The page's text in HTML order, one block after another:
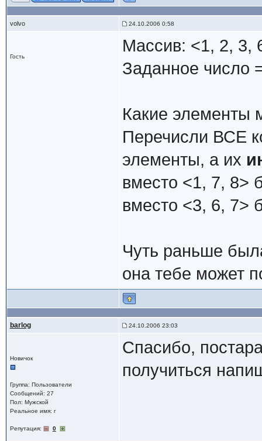
volvo 24.10.2006 0:58
Гость
Массив: <1, 2, 3,
Заданное число
Какие элементы
Перечисли ВСЕ
элементы, а их
вместо <1, 7, 8>
вместо <3, 6, 7>
Чуть раньше
она тебе может
barlog 24.10.2006 23:03
Новичок
Группа: Пользователи
Сообщений: 27
Пол: Мужской
Реальное имя: г
Репутация: 0
Спасибо,
получиться